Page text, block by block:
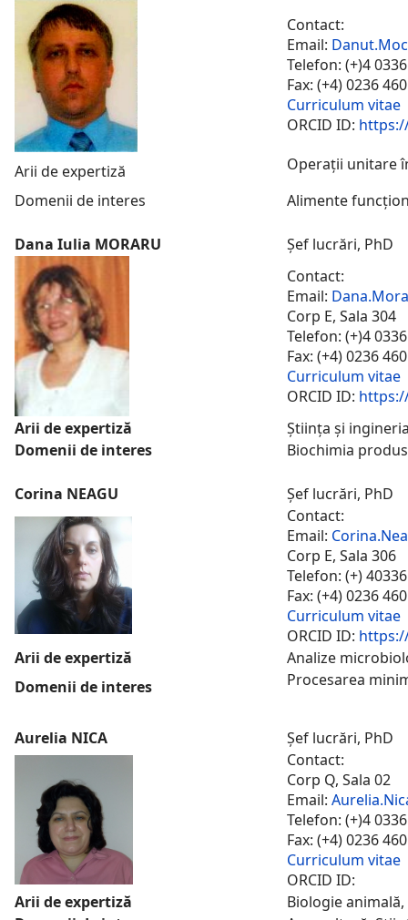
Contact:
Email:
Telefon: (+)4
Fax: (+4) 0236
Curriculum vitae
ORCID ID:
Arii de expertiză
Operații unitare
Domenii de interes
Alimente
Dana Iulia MORARU
Șef lucrări, PhD
Contact:
Email:
Corp E, Sala 304
Telefon: (+)4
Fax: (+4) 0236
Curriculum vitae
ORCID ID:
Arii de expertiză
Știința și
Domenii de interes
Biochimia
Corina NEAGU
Șef lucrări, PhD
Contact:
Email:
Corp E, Sala 306
Telefon: (+)
Fax: (+4) 0236
Curriculum vitae
ORCID ID:
Arii de expertiză
Analize
Domenii de interes
Procesarea
Aurelia NICA
Șef lucrări, PhD
Contact:
Corp Q, Sala 02
Email:
Telefon: (+)4
Fax: (+4) 0236
Curriculum vitae
ORCID ID:
Arii de expertiză
Biologie